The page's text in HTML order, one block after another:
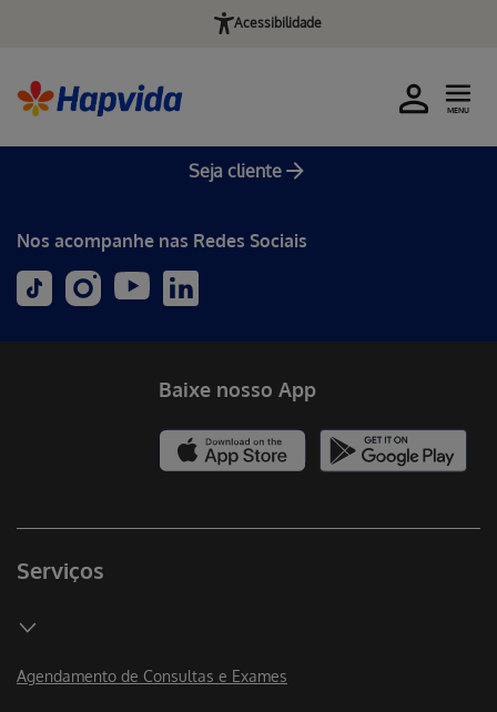
Acessibilidade
Seja cliente
MENU
Nos acompanhe nas Redes Sociais
Serviços
Agendamento de Consultas e Exames
Baixe nosso App